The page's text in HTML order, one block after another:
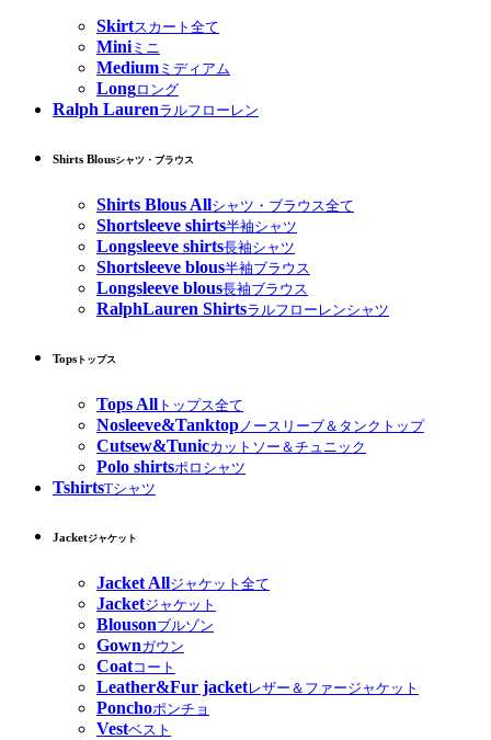
Skirtスカート全て
Miniミニ
Medium ミディアム
Longロング
Ralph Laurenラルフローレン
Shirts Blousシャツ・ブラウス
Shirts Blous Allシャツ・ブラウス全て
Shortsleeve shirts半袖シャツ
Longsleeve shirts長袖シャツ
Shortsleeve blous半袖ブラウス
Longsleeve blous長袖ブラウス
RalphLauren Shirtsラルフローレンシャツ
Tops トップス
Tops All トップス全て
Nosleeve&Tanktopノースリーブ＆タンクトップ
Cutsew&Tunicカットソー＆チュニック
Polo shirtsポロシャツ
TshirtsTシャツ
Jacketジャケット
Jacket Allジャケット全て
Jacketジャケット
Blousonブルゾン
Gownガウン
Coatコート
Leather&Fur jacketレザー＆ファージャケット
Ponchoポンチョ
Vestベスト